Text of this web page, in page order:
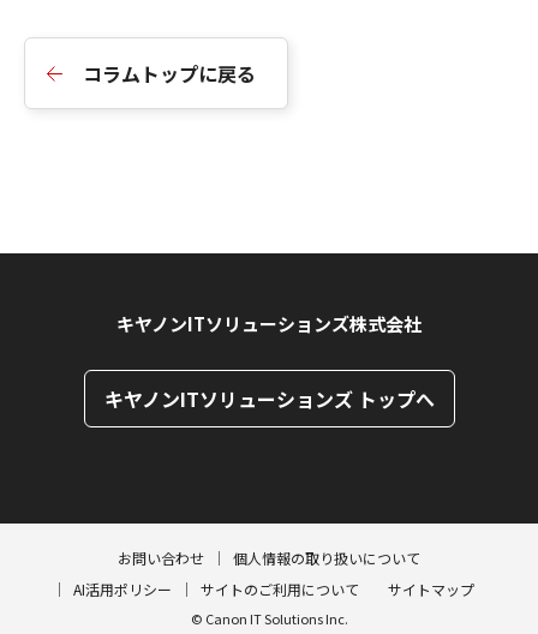
コラムトップに戻る
キヤノンITソリューションズ株式会社
キヤノンITソリューションズ トップへ
お問い合わせ
個人情報の取り扱いについて
AI活用ポリシー
サイトのご利用について サイトマップ
© Canon IT Solutions Inc.